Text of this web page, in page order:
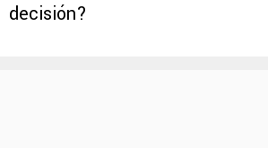
decisión?